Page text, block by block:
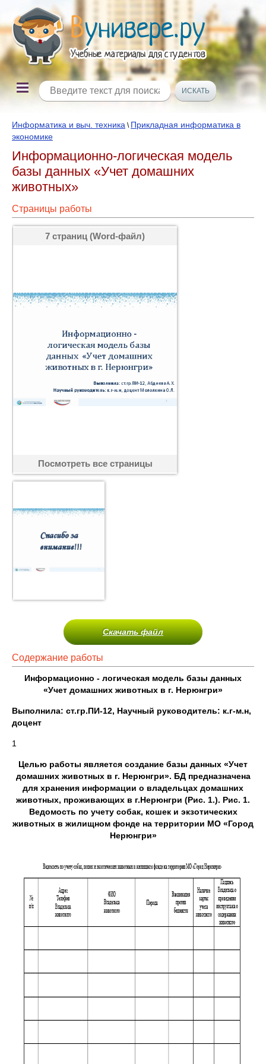
Информатика и выч. техника \ Прикладная информатика в
экономике
Информационно-логическая модель
базы данных «Учет домашних
животных»
Страницы работы
7 страниц (Word-файл)
Посмотреть все страницы
Скачать файл
Содержание работы
Информационно - логическая модель базы данных
«Учет домашних животных в г. Нерюнгри»
Выполнила: ст.гр.ПИ-12, Научный руководитель: к.г-м.н,
доцент
1
Целью работы является создание базы данных «Учет
домашних животных в г. Нерюнгри». БД предназначена
для хранения информации о владельцах домашних
животных, проживающих в г.Нерюнгри (Рис. 1.). Рис. 1.
Ведомость по учету собак, кошек и экзотических
животных в жилищном фонде на территории МО «Город
Нерюнгри»